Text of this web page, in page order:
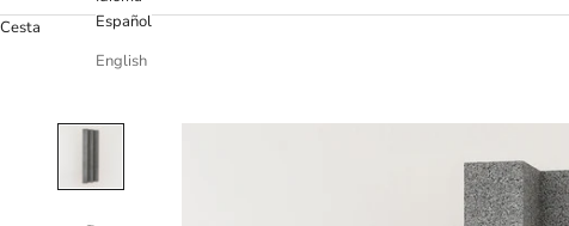
Español
English
Cesta